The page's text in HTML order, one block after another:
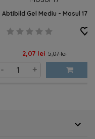
Abtibild Gel Mediu - Mosul 17
Pret
2,07 lei Pret
baza
5,07 lei
- +
